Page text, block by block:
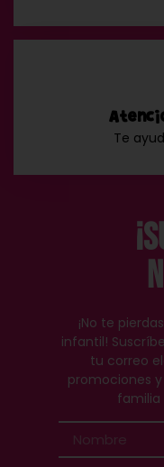
Te
¡No te
infantil!
tu correo
promociones y
familia